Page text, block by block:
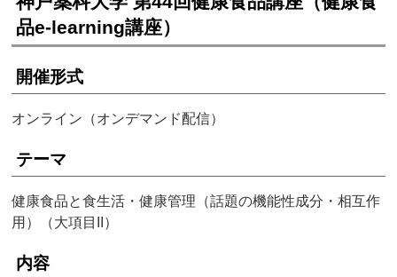
品e-learning講座）
開催形式
オンライン（オンデマンド配信）
テーマ
健康食品と食生活・健康管理（話題の機能性成分・相互作
用）（大項目II）
内容